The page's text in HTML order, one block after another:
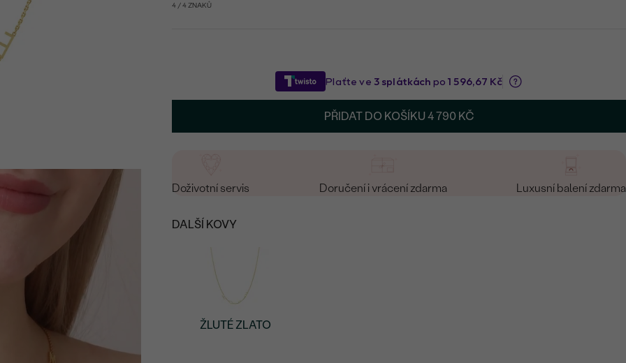
4 / 4 ZNAKŮ
PŘIDAT DO KOŠÍKU 4 790 KČ
Doživotní servis Doručení i vrácení zdarma Luxusní balení zdarma
DALŠÍ KOVY
ŽLUTÉ ZLATO